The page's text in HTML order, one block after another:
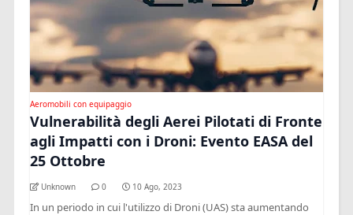
Aeromobili con equipaggio
Vulnerabilità degli Aerei Pilotati di Fronte
agli Impatti con i Droni: Evento EASA del
25 Ottobre
Unknown 0 10 Ago, 2023
In un periodo in cui l'utilizzo di Droni (UAS) sta aumentando